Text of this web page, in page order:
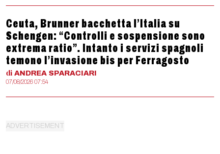
Ceuta, Brunner bacchetta l’Italia su
Schengen: “Controlli e sospensione sono
extrema ratio”. Intanto i servizi spagnoli
temono l’invasione bis per Ferragosto
di ANDREA SPARACIARI
07/08/2026 07:54